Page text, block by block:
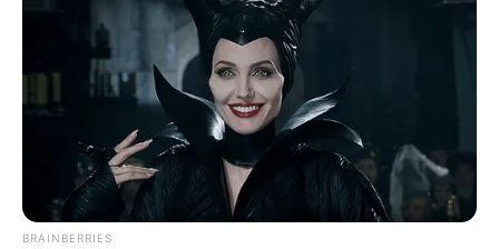
conectando con la ciclorruta y enlazando
entre la carrera
9 entre las calles 116 y 170. Además, la calle 147 entre
las carreras 19 y 9. Calle 72 entre carrera 7 y carrera 13.
Carrera Séptima y Calle 13
Los cierres que se presentarán en este importante
corredor vial serán: desde la Carrera 13 entre las calles 72
y 73, además, también
irá hasta la carrera 15 y desde la
carrera 15 entre la calle 72 y la 127.
BRAINBERRIES